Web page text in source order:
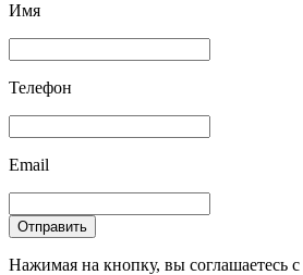
Имя
Телефон
Email
Отправить
Нажимая на кнопку, вы соглашаетесь с